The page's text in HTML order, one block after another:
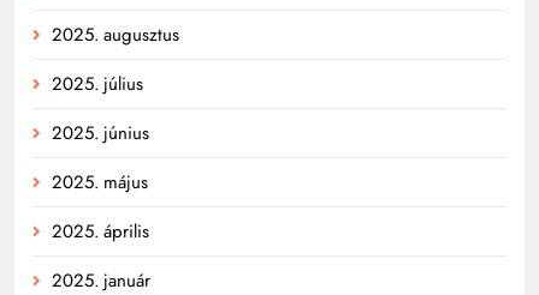
2025. augusztus
2025. július
2025. június
2025. május
2025. április
2025. január